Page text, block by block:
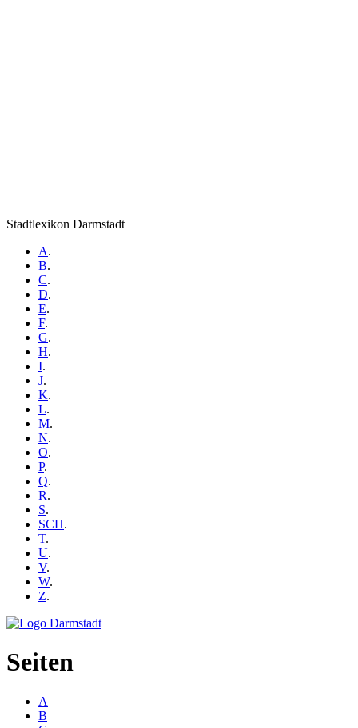
Stadtlexikon Darmstadt
A.
B.
C.
D.
E.
F.
G.
H.
I.
J.
K.
L.
M.
N.
O.
P.
Q.
R.
S.
SCH.
T.
U.
V.
W.
Z.
Seiten
A
B